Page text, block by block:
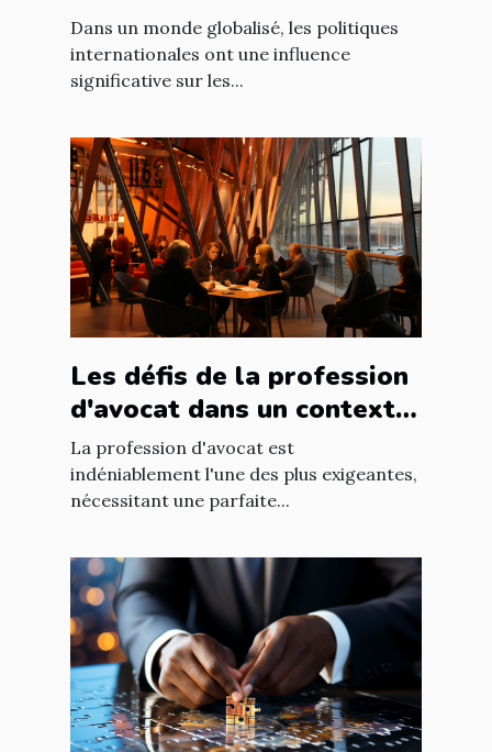
marché immobilier
français
Dans un monde globalisé, les politiques
internationales ont une influence
significative sur les...
Les défis de la profession
d'avocat dans un contexte
international à Nantes
La profession d'avocat est
indéniablement l'une des plus exigeantes,
nécessitant une parfaite...